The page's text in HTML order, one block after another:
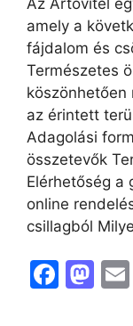
amely a
fájdalom és
Természetes
az érintett
Adagolási
összetevők
Elérhetőség a
online
csillagból
F
M